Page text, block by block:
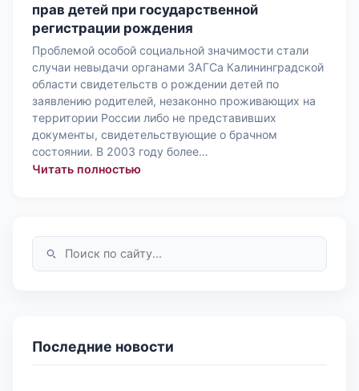
прав детей при государственной
регистрации рождения
Проблемой особой социальной значимости стали
случаи невыдачи органами ЗАГСа Калининградской
области свидетельств о рождении детей по
заявлению родителей, незаконно проживающих на
территории России либо не представивших
документы, свидетельствующие о брачном
состоянии. В 2003 году более…
Читать полностью: Специальный доклад на тему
Последние новости